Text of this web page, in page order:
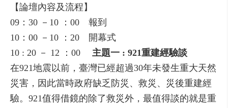
【論壇內容及流程】
09：30 －10 ：00 報到
10：00 －10 ：20 開幕式
10 : 20 － 12 ：00 主題一 : 921重建經驗談
在921地震以前，臺灣已經超過30年未發生重大天然
災害，因此當時政府缺乏防災、救災、災後重建經
驗。921值得借鏡的除了救災外，最值得談的就是重